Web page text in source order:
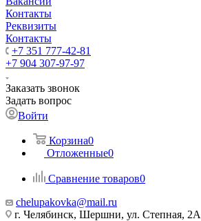
Контакты
Реквизиты
Контакты
+7 351 777-42-81
+7 904 307-97-97
Заказать звонок
Задать вопрос
Войти
Корзина0
Отложенные0
Сравнение товаров0
chelupakovka@mail.ru
г. Челябинск, Шершни, ул. Степная, 2А